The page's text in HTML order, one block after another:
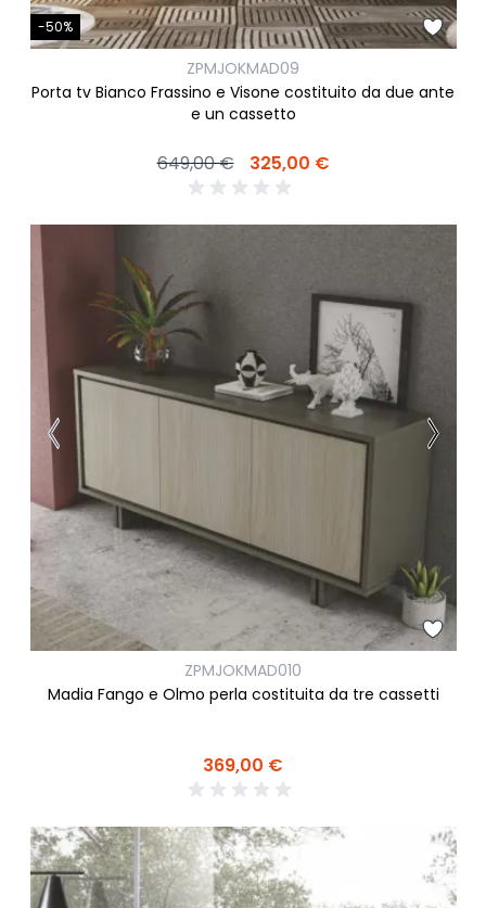
-50%
ZPMJOKMAD09
Porta tv Bianco Frassino e Visone costituito da due ante
e un cassetto
649,00 € 325,00 €
ZPMJOKMAD010
Madia Fango e Olmo perla costituita da tre cassetti
369,00 €